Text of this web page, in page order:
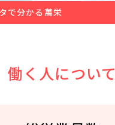
で分かる萬栄
働く人について